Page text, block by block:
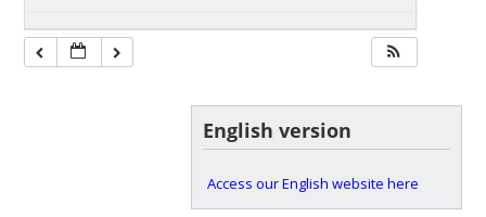
English version
Access our English website here